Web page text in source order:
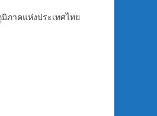
ภาคแห่งประเทศไทย